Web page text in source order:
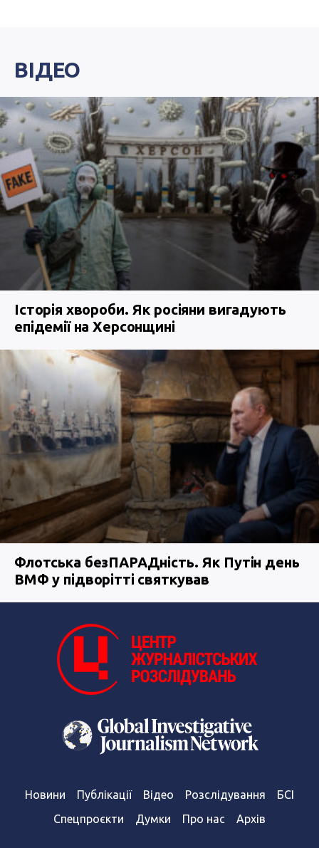
ВІДЕО
Історія хвороби. Як росіяни вигадують
епідемії на Херсонщині
Флотська безПАРАДність. Як Путін день
ВМФ у підворітті святкував
Новини Публікації Відео Розслідування
БСІ
Спецпроєкти
Думки Про нас Архів